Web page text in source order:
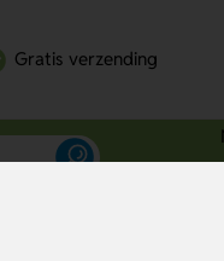
Gratis verzending